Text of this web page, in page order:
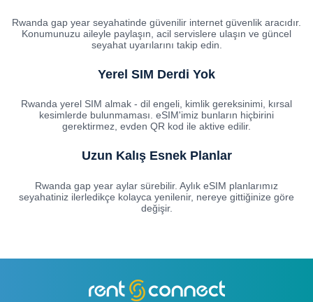
Rwanda gap year seyahatinde güvenilir internet güvenlik aracıdır.
Konumunuzu aileyle paylaşın, acil servislere ulaşın ve güncel
seyahat uyarılarını takip edin.
Yerel SIM Derdi Yok
Rwanda yerel SIM almak - dil engeli, kimlik gereksinimi, kırsal
kesimlerde bulunmaması. eSIM'imiz bunların hiçbirini
gerektirmez, evden QR kod ile aktive edilir.
Uzun Kalış Esnek Planlar
Rwanda gap year aylar sürebilir. Aylık eSIM planlarımız
seyahatiniz ilerledikçe kolayca yenilenir, nereye gittiğinize göre
değişir.